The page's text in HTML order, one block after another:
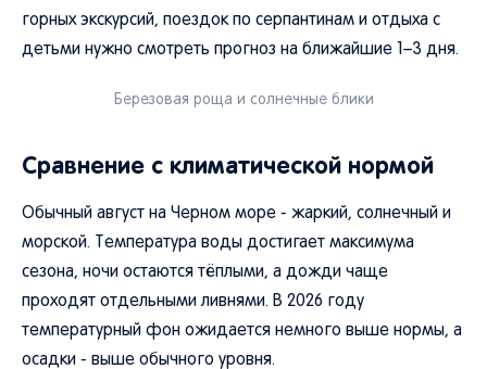
горных экскурсий, поездок по серпантинам и отдыха с
детьми нужно смотреть прогноз на ближайшие 1–3 дня.
Березовая роща и солнечные блики
Сравнение с климатической нормой
Обычный август на Черном море - жаркий, солнечный и
морской. Температура воды достигает максимума
сезона, ночи остаются тёплыми, а дожди чаще
проходят отдельными ливнями. В 2026 году
температурный фон ожидается немного выше нормы, а
осадки - выше обычного уровня.